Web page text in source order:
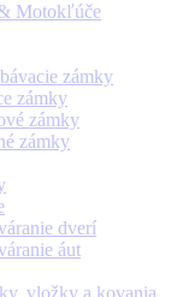
Motokľúče
zámky
zámky
zámky
zámky
dverí
áut
vložky a kovania